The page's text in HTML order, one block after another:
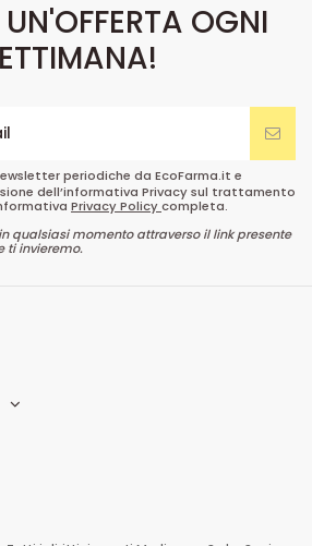
OGNI
periodiche da EcoFarma.it e
dell’informativa Privacy sul trattamento
Privacy Policycompleta.
qualsiasi momento attraverso il link presente
ti invieremo.